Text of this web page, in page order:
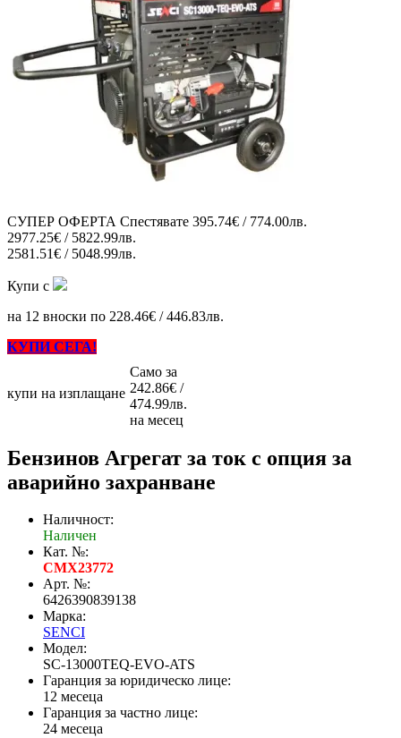
СУПЕР ОФЕРТА Спестявате 395.74€ / 774.00лв.
2977.25€ / 5822.99лв.
2581.51€ / 5048.99лв.
Купи с
на 12 вноски по 228.46€ / 446.83лв.
КУПИ СЕГА!
купи на изплащане
Само за
242.86€ /
474.99лв.
на месец
Бензинов Агрегат за ток с опция за
аварийно захранване
Наличност:
Наличен
Кат. №:
CMX23772
Арт. №:
6426390839138
Марка:
SENCI
Модел:
SC-13000TEQ-EVO-ATS
Гаранция за юридическо лице:
12 месеца
Гаранция за частно лице:
24 месеца